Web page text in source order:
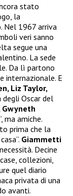
stato
la
Nel 1967 arriva
veri sanno
segue una
La sede
Da lì partono
internazionale. E
Liz Taylor,
degli Oscar del
Gwyneth
ma amiche.
prima che la
Giammetti
Decine
collezioni,
quel diario
privata di una
avanti.